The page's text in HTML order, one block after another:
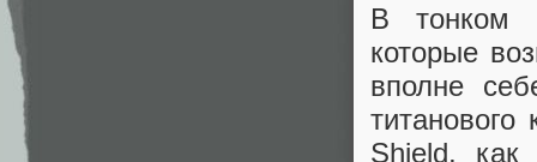
В тонком
которые
вполне
Shield, как